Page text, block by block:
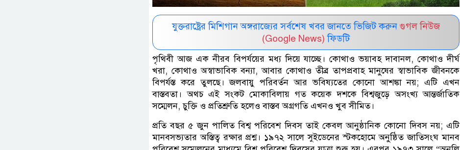
যুক্তরাষ্ট্রের মিশিগান অঙ্গরাজ্যের সর্বশেষ খবর জানতে ভিজিট করুন গুগল নিউজ
(Google News) ফিডটি
পৃথিবী আজ এক নীরব বিপর্যয়ের মধ্য দিয়ে যাচ্ছে। কোথাও ভয়াবহ দাবানল, কোথাও দীর্ঘ
খরা, কোথাও অস্বাভাবিক বন্যা, আবার কোথাও তীব্র তাপপ্রবাহ মানুষের স্বাভাবিক জীবনকে
বিপর্যস্ত করে তুলছে। জলবায়ু পরিবর্তন আর ভবিষ্যতের কোনো আশঙ্কা নয়; এটি এখন
বাস্তবতা। অথচ এই সংকট মোকাবিলায় গত কয়েক দশকে বিশ্বজুড়ে অসংখ্য আন্তর্জাতিক
সম্মেলন, চুক্তি ও প্রতিশ্রুতি হলেও বাস্তব অগ্রগতি এখনও খুব সীমিত।
প্রতি বছর ৫ জুন পালিত বিশ্ব পরিবেশ দিবস তাই কেবল আনুষ্ঠানিক কোনো দিবস নয়; এটি
মানবসভ্যতার অস্তিত্ব রক্ষার প্রশ্ন। ১৯৭২ সালে সুইডেনের স্টকহোমে অনুষ্ঠিত জাতিসংঘ মানব